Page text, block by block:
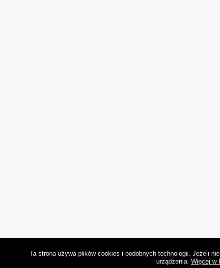
Ta strona używa plików cookies i podobnych technologii. Jeżeli
urządzenia. Więcej w